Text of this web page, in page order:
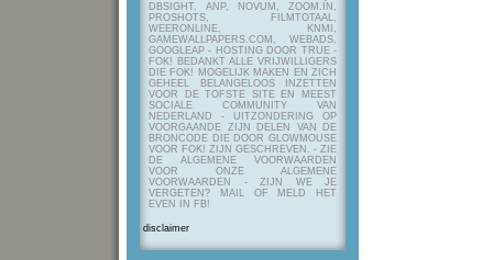
DBSIGHT, ANP, NOVUM, ZOOM.IN,
PROSHOTS, FILMTOTAAL,
WEERONLINE, KNMI,
GAMEWALLPAPERS.COM, WEBADS,
GOOGLEAP - HOSTING DOOR TRUE -
FOK! BEDANKT ALLE VRIJWILLIGERS
DIE FOK! MOGELIJK MAKEN EN ZICH
GEHEEL BELANGELOOS INZETTEN
VOOR DE TOFSTE SITE EN MEEST
SOCIALE COMMUNITY VAN
NEDERLAND - UITZONDERING OP
VOORGAANDE ZIJN DELEN VAN DE
BRONCODE DIE DOOR GLOWMOUSE
VOOR FOK! ZIJN GESCHREVEN. - ZIE
DE ALGEMENE VOORWAARDEN
VOOR ONZE ALGEMENE
VOORWAARDEN - ZIJN WE JE
VERGETEN? MAIL OF MELD HET
EVEN IN FB!
disclaimer